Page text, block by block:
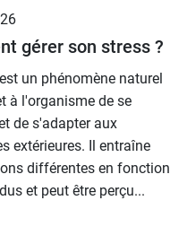
gérer son stress ?
un phénomène naturel
à l'organisme de se
de s'adapter aux
extérieures. Il entraîne
différentes en fonction
et peut être perçu...